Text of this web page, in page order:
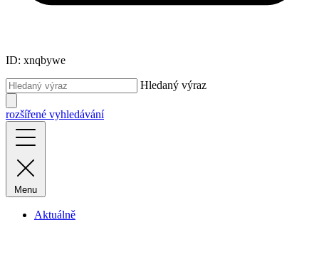
ID: xnqbywe
Hledaný výraz
rozšířené vyhledávání
Menu
Aktuálně